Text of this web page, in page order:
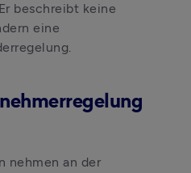
beschreibt keine
eine
nehmen an der